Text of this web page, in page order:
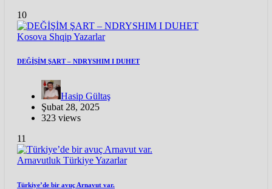
10
Kosova ShqipYazarlar
DEĞİŞİM ŞART – NDRYSHIM I DUHET
Hasip Gültaş
Şubat 28, 2025
323 views
11
Arnavutluk TürkiyeYazarlar
Türkiye’de bir avuç Arnavut var.